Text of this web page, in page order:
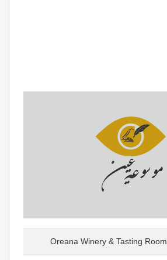
Oreana Winery & Tasting Room